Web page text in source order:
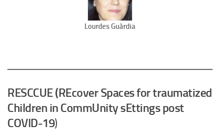
Lourdes Guàrdia
RESCCUE (REcover Spaces for traumatized
Children in CommUnity sEttings post
COVID-19)